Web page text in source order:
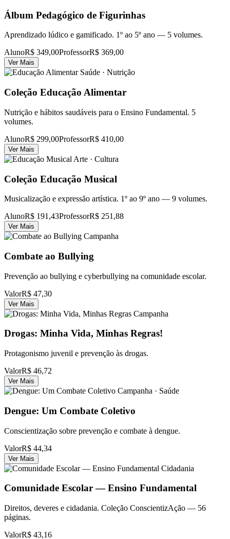
Álbum Pedagógico de Figurinhas
Aprendizado lúdico e gamificado. 1º ao 5º ano — 5 volumes.
AlunoR$ 349,00ProfessorR$ 369,00
Ver Mais
Saúde · Nutrição
Coleção Educação Alimentar
Nutrição e hábitos saudáveis para o Ensino Fundamental. 5
volumes.
AlunoR$ 299,00ProfessorR$ 410,00
Ver Mais
Arte · Cultura
Coleção Educação Musical
Musicalização e expressão artística. 1º ao 9º ano — 9 volumes.
AlunoR$ 191,43ProfessorR$ 251,88
Ver Mais
Campanha
Combate ao Bullying
Prevenção ao bullying e cyberbullying na comunidade escolar.
ValorR$ 47,30
Ver Mais
Campanha
Drogas: Minha Vida, Minhas Regras!
Protagonismo juvenil e prevenção às drogas.
ValorR$ 46,72
Ver Mais
Campanha · Saúde
Dengue: Um Combate Coletivo
Conscientização sobre prevenção e combate à dengue.
ValorR$ 44,34
Ver Mais
Cidadania
Comunidade Escolar — Ensino Fundamental
Direitos, deveres e cidadania. Coleção ConscientizAção — 56
páginas.
ValorR$ 43,16